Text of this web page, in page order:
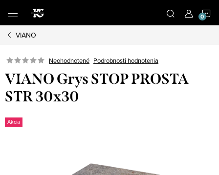
obsah
VIANO
Neohodnotené Podrobnosti hodnotenia
VIANO Grys STOP PROSTA
STR 30x30
Akcia